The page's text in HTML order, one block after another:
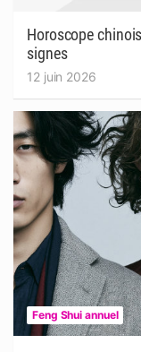
Horoscope
signes
12 juin 2026
Feng Shui annuel